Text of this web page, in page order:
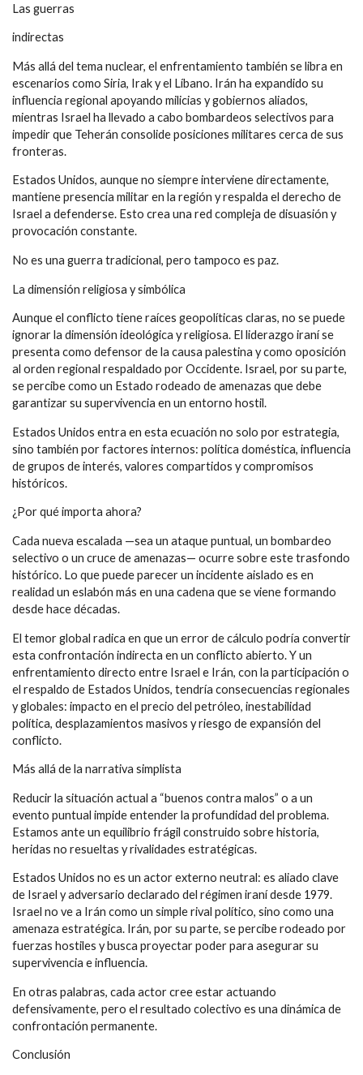
Las guerras
indirectas
Más allá del tema nuclear, el enfrentamiento también se libra en
escenarios como Siria, Irak y el Líbano. Irán ha expandido su
influencia regional apoyando milicias y gobiernos aliados,
mientras Israel ha llevado a cabo bombardeos selectivos para
impedir que Teherán consolide posiciones militares cerca de sus
fronteras.
Estados Unidos, aunque no siempre interviene directamente,
mantiene presencia militar en la región y respalda el derecho de
Israel a defenderse. Esto crea una red compleja de disuasión y
provocación constante.
No es una guerra tradicional, pero tampoco es paz.
La dimensión religiosa y simbólica
Aunque el conflicto tiene raíces geopolíticas claras, no se puede
ignorar la dimensión ideológica y religiosa. El liderazgo iraní se
presenta como defensor de la causa palestina y como oposición
al orden regional respaldado por Occidente. Israel, por su parte,
se percibe como un Estado rodeado de amenazas que debe
garantizar su supervivencia en un entorno hostil.
Estados Unidos entra en esta ecuación no solo por estrategia,
sino también por factores internos: política doméstica, influencia
de grupos de interés, valores compartidos y compromisos
históricos.
¿Por qué importa ahora?
Cada nueva escalada —sea un ataque puntual, un bombardeo
selectivo o un cruce de amenazas— ocurre sobre este trasfondo
histórico. Lo que puede parecer un incidente aislado es en
realidad un eslabón más en una cadena que se viene formando
desde hace décadas.
El temor global radica en que un error de cálculo podría convertir
esta confrontación indirecta en un conflicto abierto. Y un
enfrentamiento directo entre Israel e Irán, con la participación o
el respaldo de Estados Unidos, tendría consecuencias regionales
y globales: impacto en el precio del petróleo, inestabilidad
política, desplazamientos masivos y riesgo de expansión del
conflicto.
Más allá de la narrativa simplista
Reducir la situación actual a “buenos contra malos” o a un
evento puntual impide entender la profundidad del problema.
Estamos ante un equilibrio frágil construido sobre historia,
heridas no resueltas y rivalidades estratégicas.
Estados Unidos no es un actor externo neutral: es aliado clave
de Israel y adversario declarado del régimen iraní desde 1979.
Israel no ve a Irán como un simple rival político, sino como una
amenaza estratégica. Irán, por su parte, se percibe rodeado por
fuerzas hostiles y busca proyectar poder para asegurar su
supervivencia e influencia.
En otras palabras, cada actor cree estar actuando
defensivamente, pero el resultado colectivo es una dinámica de
confrontación permanente.
Conclusión